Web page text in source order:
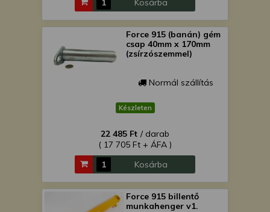
Kosárba
Force 915 (banán) gém
csap 40mm x 170mm
(zsírzószemmel)
Normál szállítás
Készleten
22 485 Ft / darab
( 17 705 Ft + ÁFA )
Kosárba
Force 915 billentő
munkahenger v1.